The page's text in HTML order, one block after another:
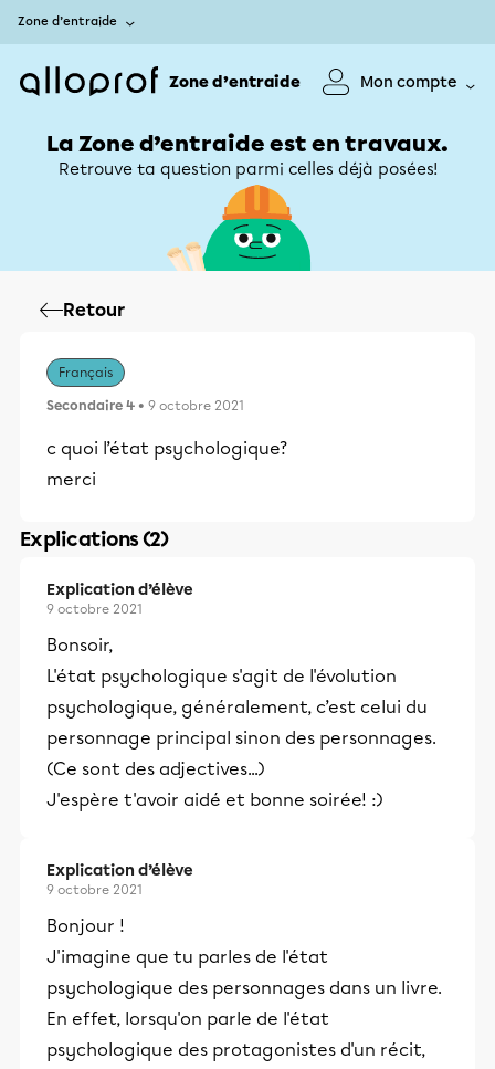
Zone d’entraide
Zone d’entraide Mon compte
La Zone d’entraide est en travaux.
Retrouve ta question parmi celles déjà posées!
Retour
Français
Secondaire 4 • 9 octobre 2021
c quoi l’état psychologique?
merci
Explications (2)
Explication d’élève
9 octobre 2021
Bonsoir,
L'état psychologique s'agit de l'évolution
psychologique, généralement, c’est celui du
personnage principal sinon des personnages.
(Ce sont des adjectives...)
J'espère t'avoir aidé et bonne soirée! :)
Explication d’élève
9 octobre 2021
Bonjour !
J'imagine que tu parles de l'état
psychologique des personnages dans un livre.
En effet, lorsqu'on parle de l'état
psychologique des protagonistes d'un récit,